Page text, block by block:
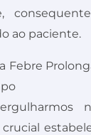
ao paciente.
Febre